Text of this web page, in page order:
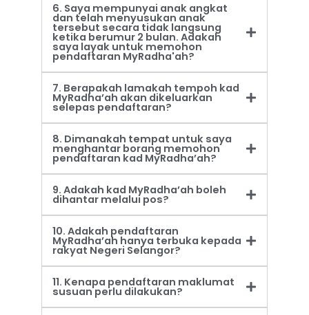
6. Saya mempunyai anak angkat
dan telah menyusukan anak
tersebut secara tidak langsung
ketika berumur 2 bulan. Adakah
saya layak untuk memohon
pendaftaran MyRadha'ah?
7. Berapakah lamakah tempoh kad
MyRadha’ah akan dikeluarkan
selepas pendaftaran?
8. Dimanakah tempat untuk saya
menghantar borang memohon
pendaftaran kad MyRadha’ah?
9. Adakah kad MyRadha’ah boleh
dihantar melalui pos?
10. Adakah pendaftaran
MyRadha’ah hanya terbuka kepada
rakyat Negeri Selangor?
11. Kenapa pendaftaran maklumat
susuan perlu dilakukan?